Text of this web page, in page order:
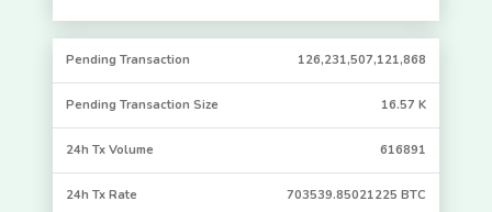
minutes
ago
Pending Transaction 126,231,507,121,868
Pending Transaction Size 16.57 K
24h Tx Volume 616891
24h Tx Rate 703539.85021225 BTC